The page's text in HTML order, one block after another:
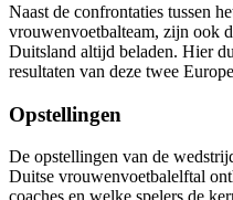
Naast de confrontaties tussen
vrouwenvoetbalteam, zijn ook
Duitsland altijd beladen. Hier
resultaten van deze twee
Opstellingen
De opstellingen van de
Duitse vrouwenvoetbalelftal